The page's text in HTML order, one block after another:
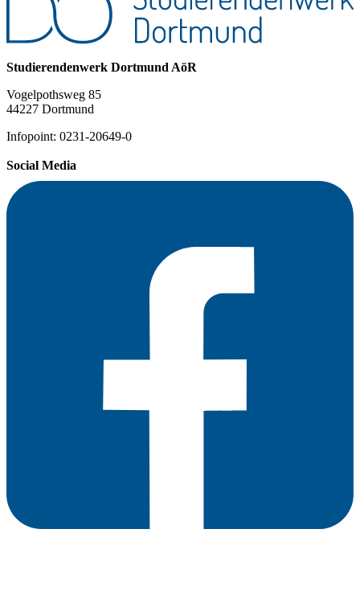
Studierendenwerk Dortmund AöR
Vogelpothsweg 85
44227 Dortmund
Infopoint: 0231-20649-0
Social Media